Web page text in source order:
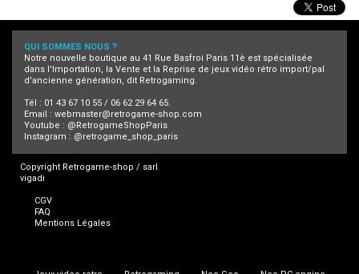
QUI SOMMES NOUS ?
Notre nouvelle boutique au 41 Rue Basfroi Paris 11è est spécialisée
dans l'Importation, la Vente et la Reprise de jeux vidéo rétro import/pal
d'ancienne génération, dit Retrogaming.
Tél : 01 43 67 10 55 / 06 62 29 64 65.
Email : webmaster@retrogame-shop.com
Youtube : @RetrogameShopParis
Instagram : @retrogame_shop_paris
Copyright Retrogame-shop / sarl
vigadi
CGV
FAQ
Mentions Légales